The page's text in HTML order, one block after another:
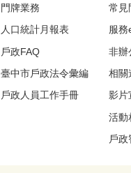
門牌業務
人口統計月報表
戶政FAQ
臺中市戶政法令彙編
戶政人員工作手冊
常見
服務
非辦
相關
影片
活動
戶